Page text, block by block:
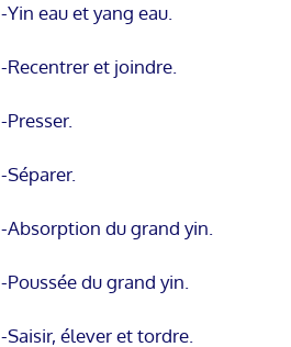
-Yin eau et yang eau.
-Recentrer et joindre.
-Presser.
-Séparer.
-Absorption du grand yin.
-Poussée du grand yin.
-Saisir, élever et tordre.